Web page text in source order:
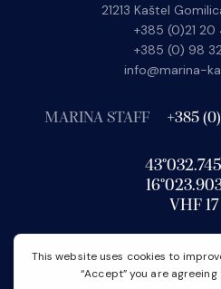
21213 Kaštel
+385 (0)21 20
+385 (0) 98
info@marina-
MARINA STAFF +385
VHF 17